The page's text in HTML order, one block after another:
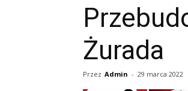
Żurada
Przez Admin - 29 marca 2022